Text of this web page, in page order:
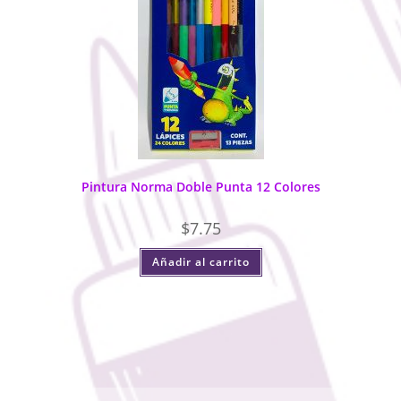
Pintura Norma Doble Punta 12 Colores
$7.75
Añadir al carrito